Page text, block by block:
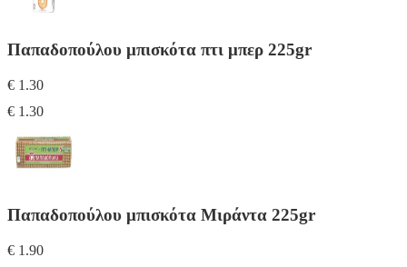
Παπαδοπούλου μπισκότα πτι μπερ 225gr
€ 1.30
€ 1.30
Παπαδοπούλου μπισκότα Μιράντα 225gr
€ 1.90